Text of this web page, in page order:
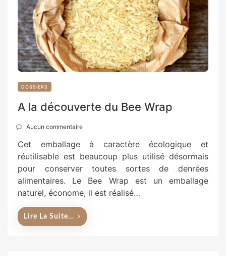
DOSSIERS
A la découverte du Bee Wrap
Aucun commentaire
Cet emballage à caractère écologique et
réutilisable est beaucoup plus utilisé désormais
pour conserver toutes sortes de denrées
alimentaires. Le Bee Wrap est un emballage
naturel, économe, il est réalisé…
Lire La Suite...